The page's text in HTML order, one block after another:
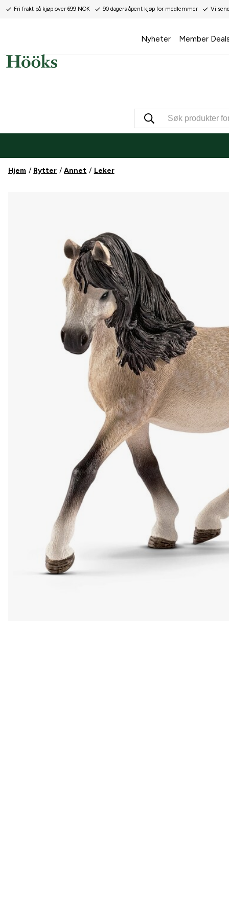
Fri frakt på kjøp over 699 NOK 90 dagers åpent kjøp for medlemmer Vi
Nyheter Member
Hjem Rytter Annet Leker